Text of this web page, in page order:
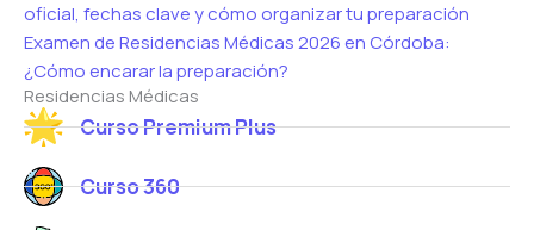
oficial, fechas clave y cómo organizar tu preparación
Examen de Residencias Médicas 2026 en Córdoba:
¿Cómo encarar la preparación?
Residencias Médicas
Curso Premium Plus
Curso 360